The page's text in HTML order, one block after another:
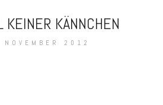
KÄNNCHEN
2012